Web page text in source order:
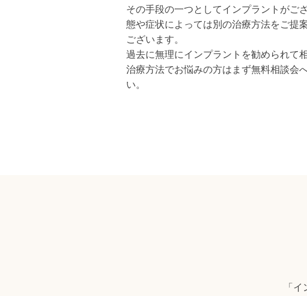
その手段の一つとしてインプラントがご
態や症状によっては別の治療方法をご提
ございます。
過去に無理にインプラントを勧められて
治療方法でお悩みの方はまず無料相談会
い。
「